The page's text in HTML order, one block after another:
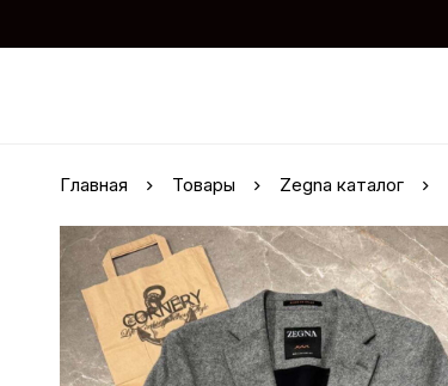
Главная Товары Zegna каталог